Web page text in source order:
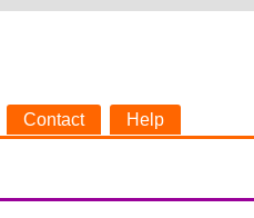
Contact Help